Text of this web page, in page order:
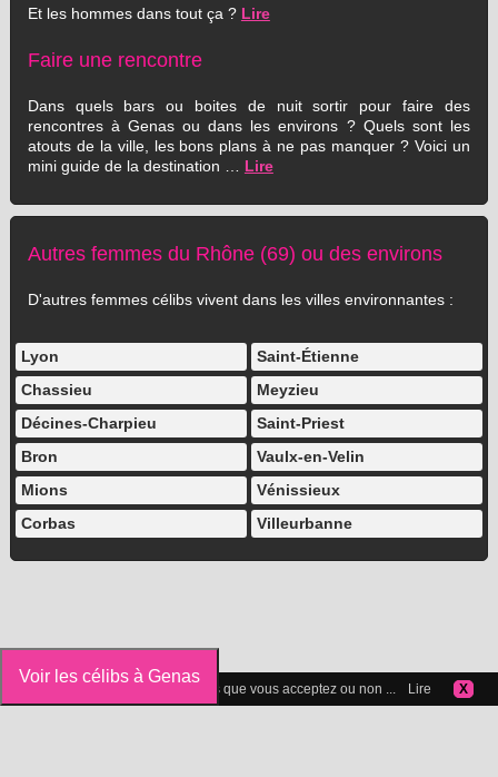
Et les hommes dans tout ça ? Lire
Faire une rencontre
Dans quels bars ou boites de nuit sortir pour faire des
rencontres à Genas ou dans les environs ? Quels sont les
atouts de la ville, les bons plans à ne pas manquer ? Voici un
mini guide de la destination … Lire
Autres femmes du Rhône (69) ou des environs
D'autres femmes célibs vivent dans les villes environnantes :
Lyon
Saint-Étienne
Chassieu
Meyzieu
Décines-Charpieu
Saint-Priest
Bron
Vaulx-en-Velin
Mions
Vénissieux
Corbas
Villeurbanne
Voir les célibs à Genas
Vous pouvez gérer les cookies que vous acceptez ou non ... Lire X